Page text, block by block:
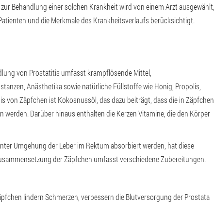
Behandlung einer solchen Krankheit wird von einem Arzt ausgewählt,
und die Merkmale des Krankheitsverlaufs berücksichtigt.
von Prostatitis umfasst krampflösende Mittel,
Anästhetika sowie natürliche Füllstoffe wie Honig, Propolis,
von Zäpfchen ist Kokosnussöl, das dazu beiträgt, dass die in Zäpfchen
Darüber hinaus enthalten die Kerzen Vitamine, die den Körper
Umgehung der Leber im Rektum absorbiert werden, hat diese
der Zäpfchen umfasst verschiedene Zubereitungen.
lindern Schmerzen, verbessern die Blutversorgung der Prostata